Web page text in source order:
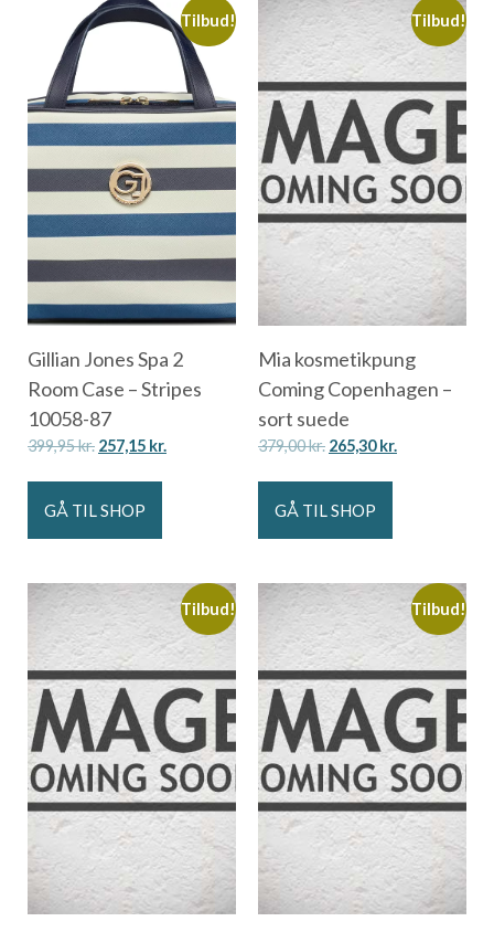
Tilbud!
Gillian Jones Spa 2
Room Case – Stripes
10058-87
399,95kr. 257,15 kr.
GÅ TIL SHOP
Tilbud!
Mia kosmetikpung
Coming Copenhagen –
sort suede
379,00kr. 265,30kr.
GÅ TIL SHOP
Tilbud! Tilbud!